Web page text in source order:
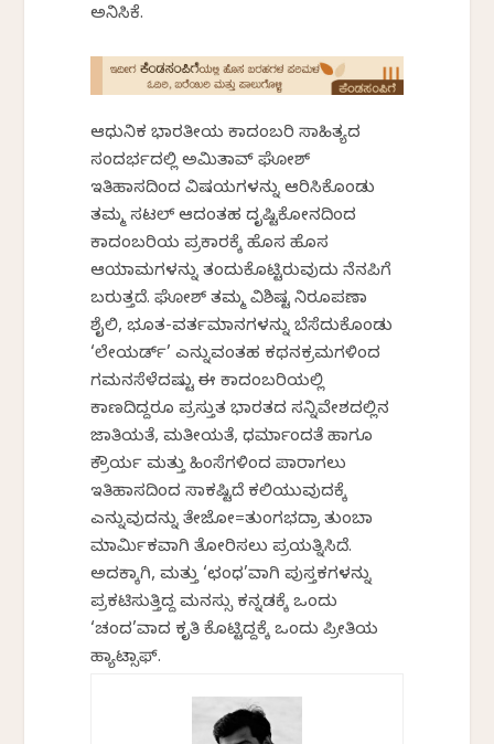
ಅನಿಸಿಕೆ.
ಆಧುನಿಕ ಭಾರತೀಯ ಕಾದಂಬರಿ ಸಾಹಿತ್ಯದ
ಸಂದರ್ಭದಲ್ಲಿ ಅಮಿತಾವ್ ಘೋಶ್
ಇತಿಹಾಸದಿಂದ ವಿಷಯಗಳನ್ನು ಆರಿಸಿಕೊಂಡು
ತಮ್ಮ ಸಟಲ್ ಆದಂತಹ ದೃಷ್ಟಿಕೋನದಿಂದ
ಕಾದಂಬರಿಯ ಪ್ರಕಾರಕ್ಕೆ ಹೊಸ ಹೊಸ
ಆಯಾಮಗಳನ್ನು ತಂದುಕೊಟ್ಟಿರುವುದು ನೆನಪಿಗೆ
ಬರುತ್ತದೆ. ಘೋಶ್ ತಮ್ಮ ವಿಶಿಷ್ಟ ನಿರೂಪಣಾ
ಶೈಲಿ, ಭೂತ-ವರ್ತಮಾನಗಳನ್ನು ಬೆಸೆದುಕೊಂಡು
‘ಲೇಯರ್ಡ್’ ಎನ್ನುವಂತಹ ಕಥನಕ್ರಮಗಳಿಂದ
ಗಮನಸೆಳೆದಷ್ಟು ಈ ಕಾದಂಬರಿಯಲ್ಲಿ
ಕಾಣದಿದ್ದರೂ ಪ್ರಸ್ತುತ ಭಾರತದ ಸನ್ನಿವೇಶದಲ್ಲಿನ
ಜಾತಿಯತೆ, ಮತೀಯತೆ, ಧರ್ಮಾಂದತೆ ಹಾಗೂ
ಕ್ರೌರ್ಯ ಮತ್ತು ಹಿಂಸೆಗಳಿಂದ ಪಾರಾಗಲು
ಇತಿಹಾಸದಿಂದ ಸಾಕಷ್ಟಿದೆ ಕಲಿಯುವುದಕ್ಕೆ
ಎನ್ನುವುದನ್ನು ತೇಜೋ=ತುಂಗಭದ್ರಾ ತುಂಬಾ
ಮಾರ್ಮಿಕವಾಗಿ ತೋರಿಸಲು ಪ್ರಯತ್ನಿಸಿದೆ.
ಅದಕ್ಕಾಗಿ, ಮತ್ತು ‘ಛಂಧ’ವಾಗಿ ಪುಸ್ತಕಗಳನ್ನು
ಪ್ರಕಟಿಸುತ್ತಿದ್ದ ಮನಸ್ಸು ಕನ್ನಡಕ್ಕೆ ಒಂದು
‘ಚಂದ’ವಾದ ಕೃತಿ ಕೊಟ್ಟಿದ್ದಕ್ಕೆ ಒಂದು ಪ್ರೀತಿಯ
ಹ್ಯಾಟ್ಸಾಫ್.